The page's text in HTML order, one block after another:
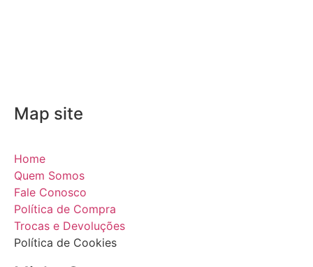
Map site
Home
Quem Somos
Fale Conosco
Política de Compra
Trocas e Devoluções
Política de Cookies